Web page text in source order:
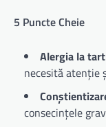
5 Puncte Cheie
Alergia la
necesită atenție
consecințele